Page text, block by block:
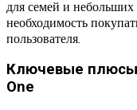
для семей и небольших
необходимость
пользователя.
Ключевые плюсы
One